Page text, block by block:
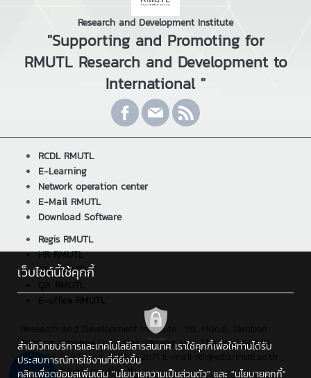
Research and Development Institute
"Supporting and Promoting for
RMUTL Research and Development to
International "
RCDL RMUTL
E-Learning
Network operation center
E-Mail RMUTL
Download Software
Regis RMUTL
HR RMUTL
ERP RMUTL
QA RMUTL
Research and Development Institute : 98, Moo.8, Tambon
Papong, Amphoe Doi Saket, Chiang Mai, Thailand 50220
Tel : +66 5392 1444 #2660-2671 E-mail rdi@edu.rmutl.ac.th ,
Email : rdi@edu.rmutl.ac.th
เว็บไซต์นี้ใช้คุกกี้
สำนักวิทยบริการและเทคโนโลยีสารสนเทศ เราใช้คุกกี้เพื่อให้ท่านได้รับ
ประสบการณ์การใช้งานที่ดียิ่งขึ้น
คลิกเพื่อดูข้อมูลเพิ่มเติม "นโยบายความเป็นส่วนตัว" และ "นโยบายคุกกี้"